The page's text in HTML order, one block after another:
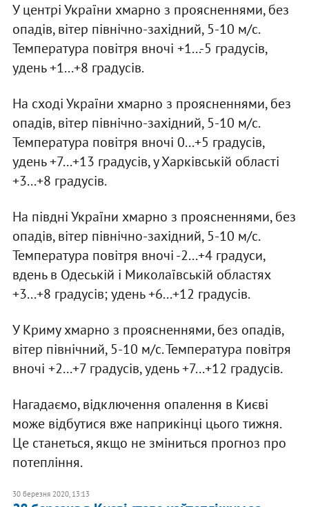
У центрі України хмарно з проясненнями, без
опадів, вітер північно-західний, 5-10 м/с.
Температура повітря вночі +1...-5 градусів,
удень +1...+8 градусів.
На сході України хмарно з проясненнями, без
опадів, вітер північно-західний, 5-10 м/с.
Температура повітря вночі 0...+5 градусів,
удень +7...+13 градусів, у Харківській області
+3...+8 градусів.
На півдні України хмарно з проясненнями, без
опадів, вітер північно-західний, 5-10 м/с.
Температура повітря вночі -2...+4 градуси,
вдень в Одеській і Миколаївській областях
+3...+8 градусів; удень +6...+12 градусів.
У Криму хмарно з проясненнями, без опадів,
вітер північний, 5-10 м/с. Температура повітря
вночі +2...+7 градусів, удень +7...+12 градусів.
Нагадаємо, відключення опалення в Києві
може відбутися вже наприкінці цього тижня.
Це станеться, якщо не зміниться прогноз про
потепління.
30 березня 2020, 13:13